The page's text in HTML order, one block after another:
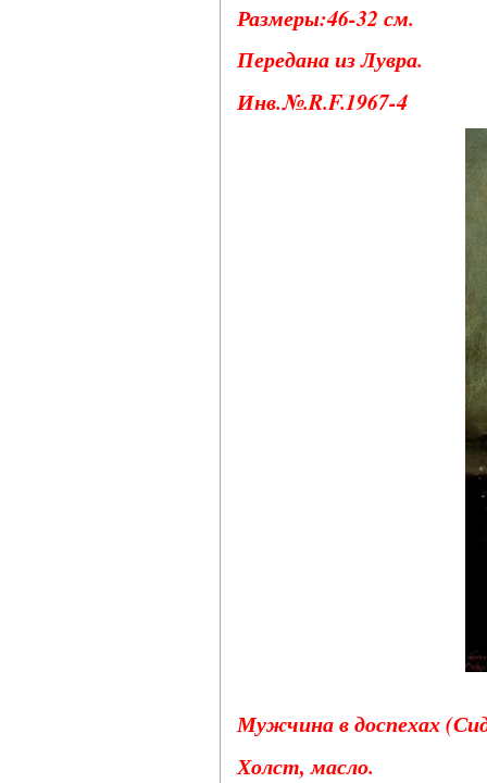
Размеры:46-32 см.
Передана из Лувра.
Инв.№.R.F.1967-4
Мужчина в доспехах
Холст, масло.